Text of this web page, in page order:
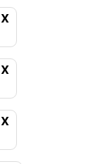
ngày bao